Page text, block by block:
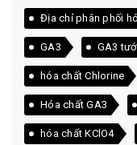
Địa chỉ phân phối
GA3 GA3
hóa chất Chlorine
Hóa chất GA3
hóa chất KClO4